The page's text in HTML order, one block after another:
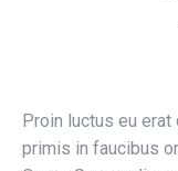
Proin luctus eu
primis in faucibus